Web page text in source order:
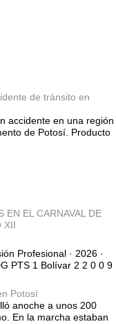
de tránsito en
accidente en una región
de Potosí. Producto
EN EL CARNAVAL DE
XII
Profesional · 2026 ·
PTS 1 Bolívar 2 2 0 0 9
Potosí
anoche a unos 200
En la marcha estaban